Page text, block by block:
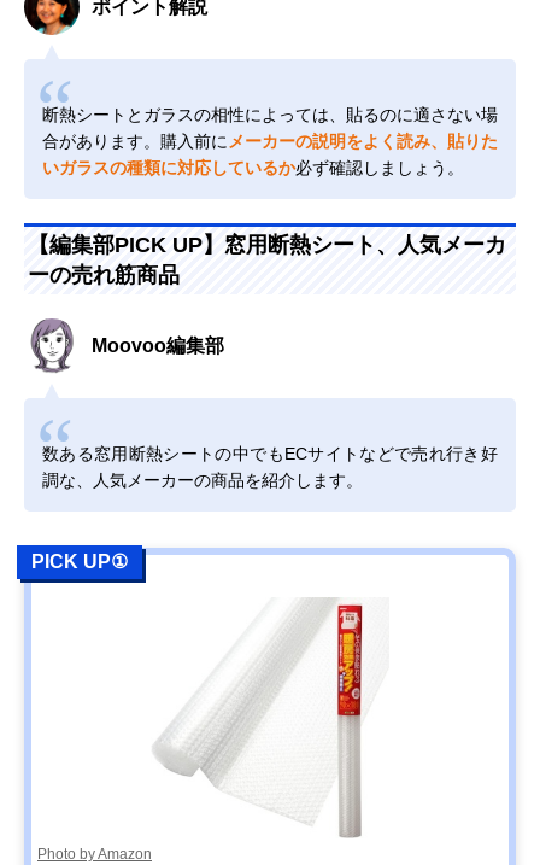
ポイント解説
断熱シートとガラスの相性によっては、貼るのに適さない場
合があります。購入前にメーカーの説明をよく読み、貼りた
いガラスの種類に対応しているか必ず確認しましょう。
【編集部PICK UP】窓用断熱シート、人気メーカ
ーの売れ筋商品
Moovoo編集部
数ある窓用断熱シートの中でもECサイトなどで売れ行き好
調な、人気メーカーの商品を紹介します。
PICK UP①
Photo by Amazon